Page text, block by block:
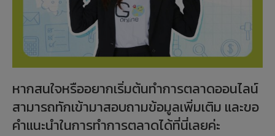
หากสนใจหรืออยากเริ่มต้นทำการตลาดออนไลน์
สามารถทักเข้ามาสอบถามข้อมูลเพิ่มเติม และขอ
คำแนะนำในการทำการตลาดได้ที่นี่เลยค่ะ